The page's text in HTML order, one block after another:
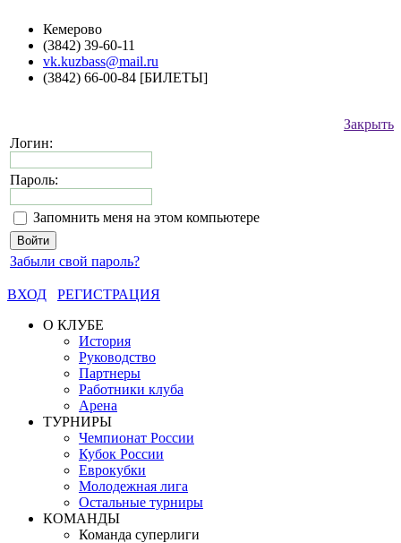
Кемерово
(3842) 39-60-11
vk.kuzbass@mail.ru
(3842) 66-00-84 [БИЛЕТЫ]
Закрыть
Логин:
Пароль:
Запомнить меня на этом компьютере
Забыли свой пароль?
ВХОД
РЕГИСТРАЦИЯ
О КЛУБЕ
История
Руководство
Партнеры
Работники клуба
Арена
ТУРНИРЫ
Чемпионат России
Кубок России
Еврокубки
Молодежная лига
Остальные турниры
КОМАНДЫ
Команда суперлиги